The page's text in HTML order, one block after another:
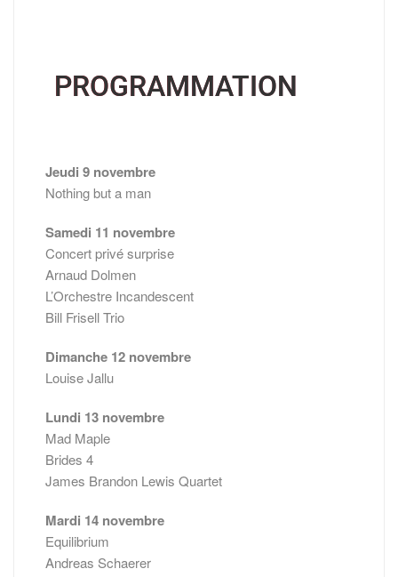
PROGRAMMATION
Jeudi 9 novembre
Nothing but a man
Samedi 11 novembre
Concert privé surprise
Arnaud Dolmen
L’Orchestre Incandescent
Bill Frisell Trio
Dimanche 12 novembre
Louise Jallu
Lundi 13 novembre
Mad Maple
Brides 4
James Brandon Lewis Quartet
Mardi 14 novembre
Equilibrium
Andreas Schaerer